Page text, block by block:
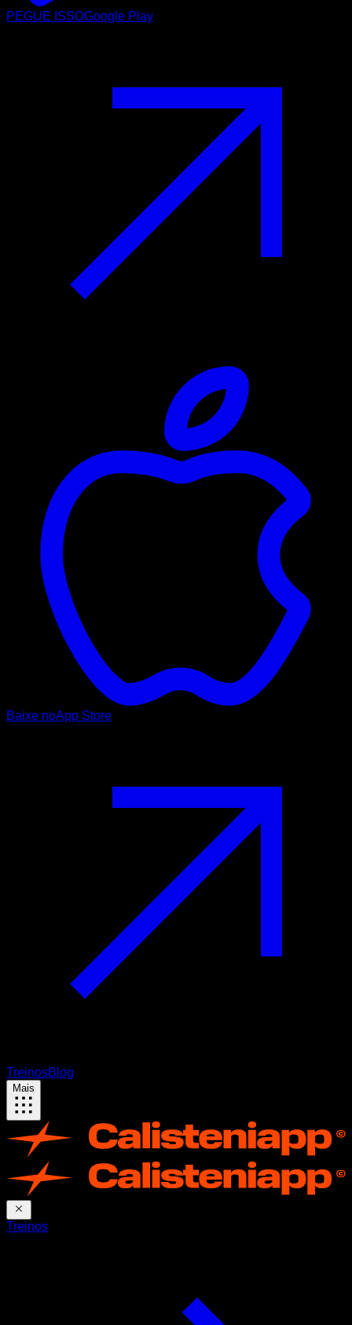
PEGUE ISSOGoogle Play
Baixe noApp Store
TreinosBlog
Mais
Treinos